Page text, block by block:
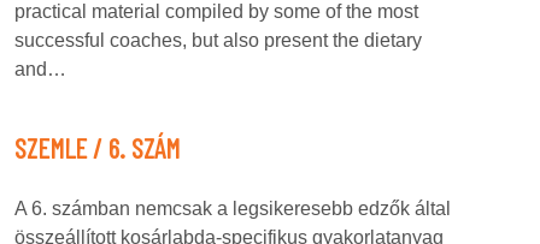
practical material compiled by some of the most
successful coaches, but also present the dietary
and…
SZEMLE / 6. SZÁM
A 6. számban nemcsak a legsikeresebb edzők által
összeállított kosárlabda-specifikus gyakorlatanyag